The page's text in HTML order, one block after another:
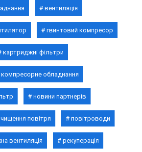
вентиляція
гвинтовий компресор
картриджні фільтри
компресорне обладнання
новини партнерів
повітря повітроводи
вентиляція рекуперація